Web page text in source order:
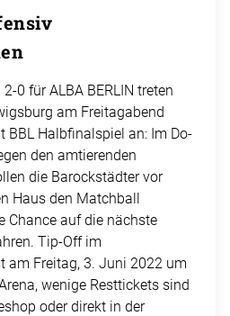
0 für ALBA BERLIN treten
am Freitagabend
BBL Halbfinalspiel an: Im Do-
den amtierenden
die Barockstädter vor
Haus den Matchball
Chance auf die nächste
Tip-Off im
am Freitag, 3. Juni 2022 um
wenige Resttickets sind
oder direkt in der